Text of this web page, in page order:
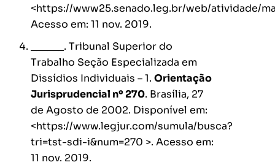
<https://www25.senado.leg.br/web/atividade/
Acesso em: 11 nov. 2019.
______. Tribunal Superior do
Trabalho Seção Especializada em
Dissídios Individuais – 1. Orientação
Jurisprudencial nº 270. Brasília, 27
de Agosto de 2002. Disponível em:
<https://www.legjur.com/sumula/busca?
tri=tst-sdi-i&num=270 >. Acesso em:
11 nov. 2019.